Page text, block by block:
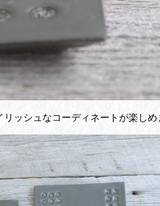
ッシュなコーディネートが楽しめ